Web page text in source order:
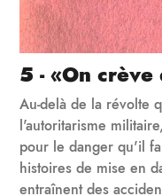
5 - «On crève
Au-delà de la révolte
l'autoritarisme
pour le danger qu'il
histoires de mise en
entraînent des